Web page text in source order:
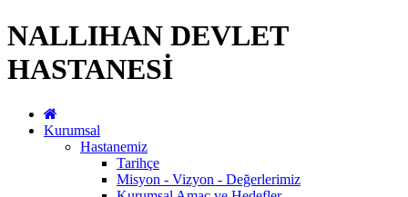
NALLIHAN DEVLET
HASTANESİ
Kurumsal
Hastanemiz
Tarihçe
Misyon - Vizyon - Değerlerimiz